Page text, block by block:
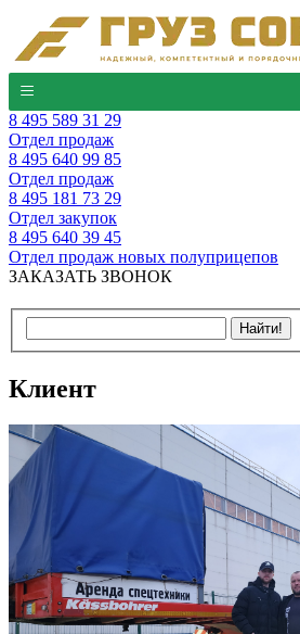
8 495 589 31 29
Отдел продаж
8 495 640 99 85
Отдел продаж
8 495 181 73 29
Отдел закупок
8 495 640 39 45
Отдел продаж новых полуприцепов
ЗАКАЗАТЬ ЗВОНОК
Клиент